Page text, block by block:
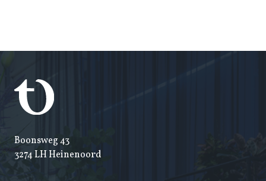
Boonsweg 43
3274 LH Heinenoord